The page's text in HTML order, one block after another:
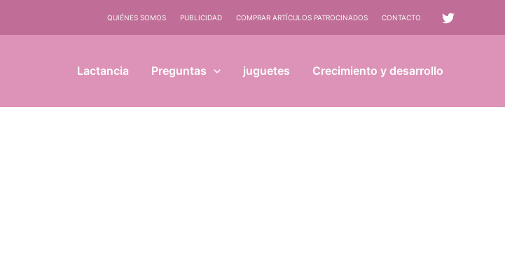
QUIÉNES SOMOS PUBLICIDAD COMPRAR ARTÍCULOS PATROCINADOS CONTACTO
Lactancia Preguntas juguetes Crecimiento y desarrollo